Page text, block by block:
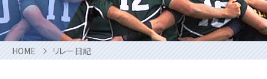
HOME リレー日記